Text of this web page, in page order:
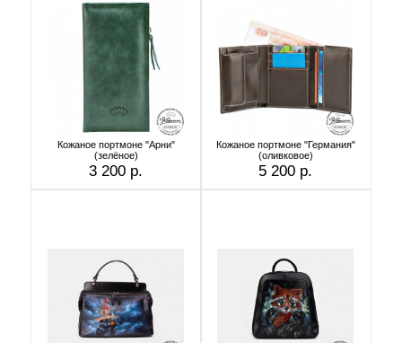
Кожаное портмоне "Арни"
(зелёное)
3 200 р.
Кожаное портмоне "Германия"
(оливковое)
5 200 р.